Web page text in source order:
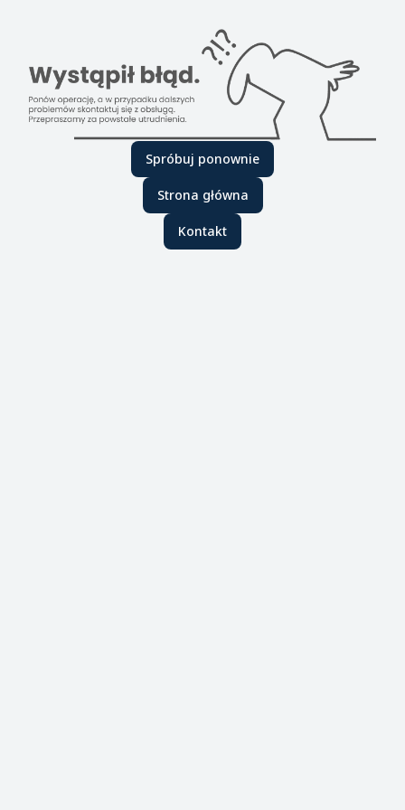
Spróbuj ponownie
Strona główna
Kontakt